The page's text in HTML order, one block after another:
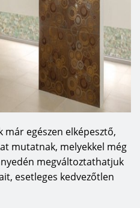
egészen elképesztő,
mutatnak, melyekkel még
megváltoztathatjuk
esetleges kedvezőtlen